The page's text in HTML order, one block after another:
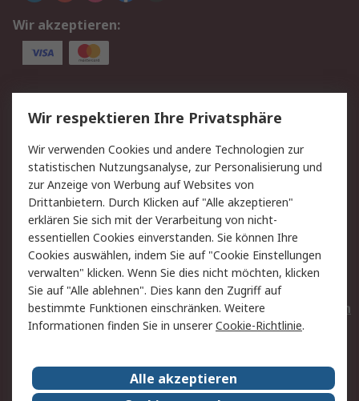
Wir akzeptieren:
Service
Value Added Services
Lieferlösungen
Rücksendungen
Kontakt
Hilfe
Privatkunden
Rechtliches
AGB
Datenschutz
Cookie-Richtlinie
Zahlungsbedingungen
Copyright/Impressum
Entsorgung
Elektrogeräte/Batterien
RS weltweit
Wir respektieren Ihre Privatsphäre
Wir verwenden Cookies und andere Technologien zur
statistischen Nutzungsanalyse, zur Personalisierung und
zur Anzeige von Werbung auf Websites von
Drittanbietern. Durch Klicken auf "Alle akzeptieren"
erklären Sie sich mit der Verarbeitung von nicht-
essentiellen Cookies einverstanden. Sie können Ihre
Cookies auswählen, indem Sie auf "Cookie Einstellungen
verwalten" klicken. Wenn Sie dies nicht möchten, klicken
Sie auf "Alle ablehnen". Dies kann den Zugriff auf
bestimmte Funktionen einschränken. Weitere
Informationen finden Sie in unsererCookie-Richtlinie.
Alle akzeptieren